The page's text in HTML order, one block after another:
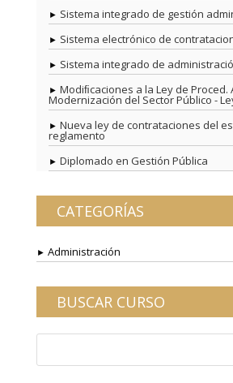
Sistema integrado de gestión
Sistema electrónico de
Sistema integrado de
Modiﬁcaciones a la Ley de Proced.
Modernización del Sector Público -
Nueva ley de contrataciones del
reglamento
Diplomado en Gestión Pública
CATEGORÍAS
Administración
BUSCAR CURSO